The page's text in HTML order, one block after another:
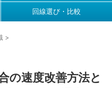
回線選び・比較
>
の速度改善方法と